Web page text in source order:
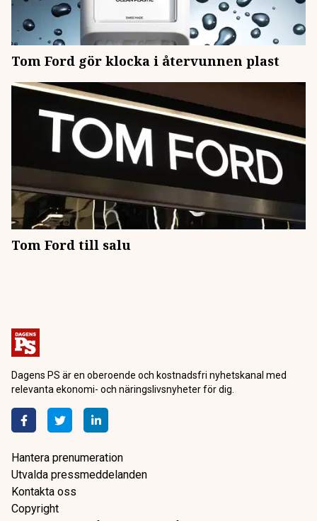
Tom Ford gör klocka i återvunnen plast
Tom Ford till salu
Dagens PS är en oberoende och kostnadsfri nyhetskanal med
relevanta ekonomi- och näringslivsnyheter för dig.
Hantera prenumeration
Utvalda pressmeddelanden
Kontakta oss
Copyright